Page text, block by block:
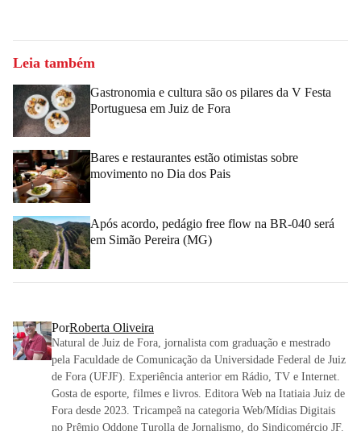
Leia também
Gastronomia e cultura são os pilares da V Festa
Portuguesa em Juiz de Fora
Bares e restaurantes estão otimistas sobre
movimento no Dia dos Pais
Após acordo, pedágio free flow na BR-040 será
em Simão Pereira (MG)
PorRoberta Oliveira
Natural de Juiz de Fora, jornalista com graduação e mestrado
pela Faculdade de Comunicação da Universidade Federal de Juiz
de Fora (UFJF). Experiência anterior em Rádio, TV e Internet.
Gosta de esporte, filmes e livros. Editora Web na Itatiaia Juiz de
Fora desde 2023. Tricampeã na categoria Web/Mídias Digitais
no Prêmio Oddone Turolla de Jornalismo, do Sindicomércio JF.